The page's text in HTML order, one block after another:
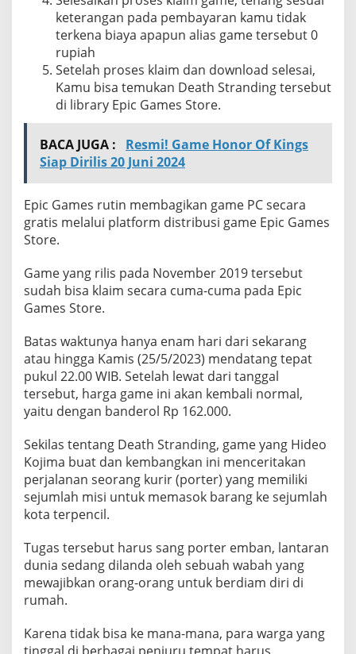
keterangan pada pembayaran kamu tidak
terkena biaya apapun alias game tersebut 0
rupiah
Setelah proses klaim dan download selesai,
Kamu bisa temukan Death Stranding tersebut
di library Epic Games Store.
BACA JUGA :
Resmi! Game Honor Of Kings
Siap Dirilis 20 Juni 2024
Epic Games rutin membagikan game PC secara
gratis melalui platform distribusi game Epic Games
Store.
Game yang rilis pada November 2019 tersebut
sudah bisa klaim secara cuma-cuma pada Epic
Games Store.
Batas waktunya hanya enam hari dari sekarang
atau hingga Kamis (25/5/2023) mendatang tepat
pukul 22.00 WIB. Setelah lewat dari tanggal
tersebut, harga game ini akan kembali normal,
yaitu dengan banderol Rp 162.000.
Sekilas tentang Death Stranding, game yang Hideo
Kojima buat dan kembangkan ini menceritakan
perjalanan seorang kurir (porter) yang memiliki
sejumlah misi untuk memasok barang ke sejumlah
kota terpencil.
Tugas tersebut harus sang porter emban, lantaran
dunia sedang dilanda oleh sebuah wabah yang
mewajibkan orang-orang untuk berdiam diri di
rumah.
Karena tidak bisa ke mana-mana, para warga yang